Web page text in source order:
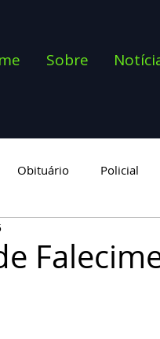
Sobre
Obituário Policial
categoria